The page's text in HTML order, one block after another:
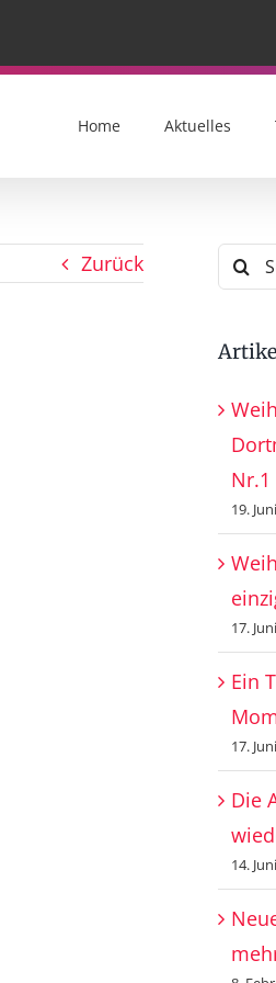
Home Aktuelles
Zurück
Suche
nach:
Nr.1
19.
17.
Ein
17.
Die
14.